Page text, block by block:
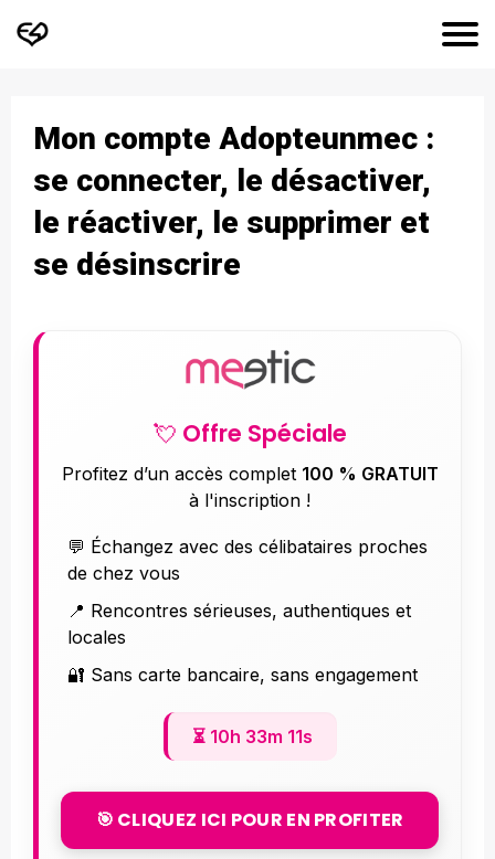
Mon compte Adopteunmec :
se connecter, le désactiver,
le réactiver, le supprimer et
se désinscrire
💘 Offre Spéciale
Profitez d’un accès complet 100 % GRATUIT
à l'inscription !
💬 Échangez avec des célibataires proches
de chez vous
📍 Rencontres sérieuses, authentiques et
locales
🔐 Sans carte bancaire, sans engagement
⏳10h 33m 09s
🎯 CLIQUEZ ICI POUR EN PROFITER